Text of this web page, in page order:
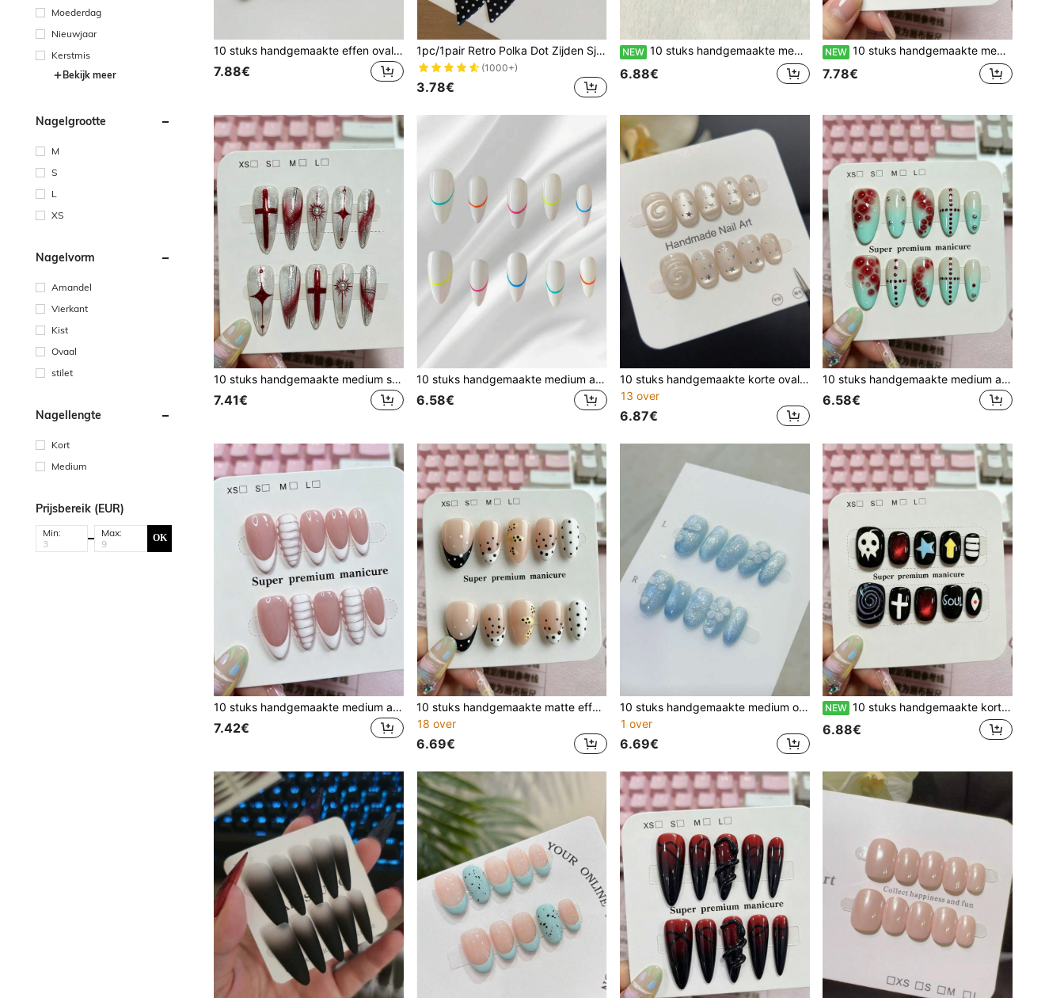
Moederdag
Nieuwjaar
Kerstmis
Bekijk meer
Nagelgrootte
M
S
L
XS
Nagelvorm
Amandel
Vierkant
Kist
Ovaal
stilet
Nagellengte
Kort
Medium
Prijsbereik (EUR)
Min: Max: OK
10 stuks handgemaakte effen ovale nagelstickers in macaronkleuren met 3D bloemen- en parelmetaaldecoratie, voor een frisse en zoete stijl, geschikt voor dames en meisjes voor vakanties, feestjes en dagelijks gebruik in lente, zomer, herfst en winter, handgemaakte press-on nagels
7.88€
1pc/1pair Retro Polka Dot Zijden Sjaal, Elegante Lange Streamer Nekdoek, Veelzijdige Haardband & Tas Decoratie
(1000+)
3.78€
NEW 10 stuks handgemaakte medium ovale opkliknagels, transparante melkachtige basis, bleekgeel verloop, zilveren glittersterren, zilveren folielijnen en lichtblauwe strikken, frisse zachte minimalistische feeën nagels
6.88€
NEW 10 stuks handgemaakte medium coffin press-on nagels, natuurlijke nude roze basis, klassieke witte French tip, handgeschilderde pompoenen, mummiebandages, stiklijnen en patchworkdetails, zachte, zoete, minimalistische Halloween-nagels
7.78€
10 stuks handgemaakte medium stiletto press-on nagels, heldere zilveren glitterbasis, donkerrode kruisen, bloedrode veeggradiënt, dunne zwarte abstracte lijnen, rode vierpuntige sterren en ronde strass, coole minimalistische donkere gothic punk Halloween-nagels
7.41€
10 stuks handgemaakte medium amandelvormige opkliknagels, effen crème witte basis, dunne gebogen neon multi-kleurige lijn French, levendige minimalistische zomernagels
6.58€
10 stuks handgemaakte korte ovale opkliknagels, melkachtig nude kattenoog, 3D-krullen, zilveren metalen stippen & sterrenpailletten, schone etherische minimalistische stijl. Geschikt voor dames en meisjes voor lente, zomer, herfst, winter, festivals, feesten en dagelijks gebruik
13 over
6.87€
10 stuks handgemaakte medium amandelvormige opkliknagels, melkachtige transparante nude basis, mintgroen verticaal verloop, 3D rode bubbeltextuur, verticale rode stippellijnen en kleine zilveren kralen, frisse zoete minimalistische zomer nagels Halloween nagels
6.58€
10 stuks handgemaakte medium amandelvormige opkliknagels, transparante melkroze basis, minimalistische witte V-vormige French & witte slangengolfjes, zachte, schone, tedere dagelijkse nagels
7.42€
10 stuks handgemaakte matte effen amandelvormige nagelstickers, met een nude basistoon, klassieke stippen, zwart-wit contrasterende Franse tips en bloemenmotieven, voor een zoete en chique balans met vintage charme. Geschikt voor dames en meisjes, voor lente, zomer, herfst, winter, feesten en dagelijks gebruik, handgemaakte press-on nagels
18 over
6.69€
10 stuks handgemaakte medium ovale opdrukbare nagels, ijs transparant zeezoutblauw kattenoog, 3D witte bloemen & parels, koele etherische stijl
1 over
6.69€
NEW 10 stuks handgemaakte korte ovale opkliknagels, glanzend zwart & glitterbordeauxrode basis, handgeschilderde cartoonspookjes, vijfpuntige sterren, kruislijnen, spiralen, letters, pijlen & oogappels, gedurfde speelse street gothic Y2K nagels Halloween nagels
6.88€